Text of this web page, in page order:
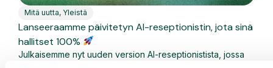
Mitä uutta, Yleistä
Lanseeraamme päivitetyn AI-reseptionistin, jota sinä
hallitset 100%
Julkaisemme nyt uuden version AI-reseptionistista, jossa